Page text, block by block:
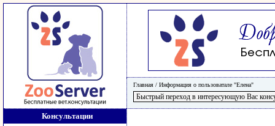
Главная / Информация о пользоватале "Елена"
Консультации